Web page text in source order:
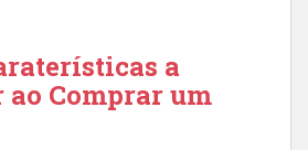
a
ao Comprar um